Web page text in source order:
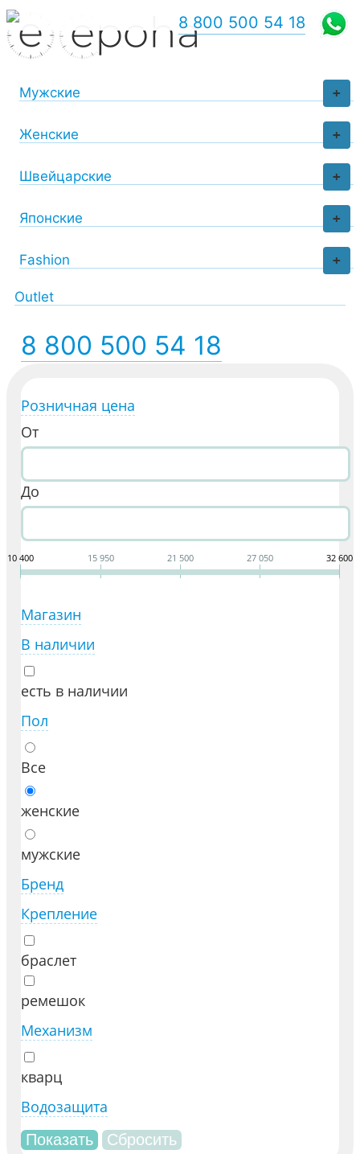
+
Мужские
+
Женские
+
Швейцарские
+
Японские
+
Fashion
Outlet
8 800 500 54 18
8 800 500 54 18
Розничная цена
От
До
10 400 15 950 21 500 27 050 32 600
Магазин
В наличии
есть в наличии
Пол
Все
женские
мужские
Бренд
Крепление
браслет
ремешок
Механизм
кварц
Водозащита